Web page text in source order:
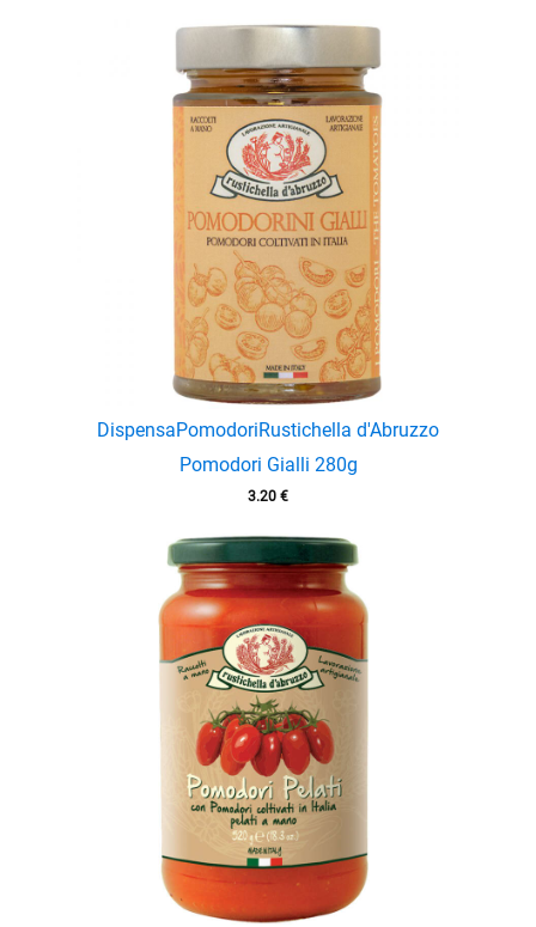
DispensaPomodoriRustichella d'Abruzzo
Pomodori Gialli 280g
3.20 €